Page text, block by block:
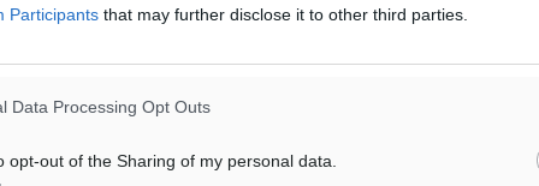
Participants that may further disclose it to other third parties.
Data Processing Opt Outs
opt-out of the Sharing of my personal data.
Σταμ.